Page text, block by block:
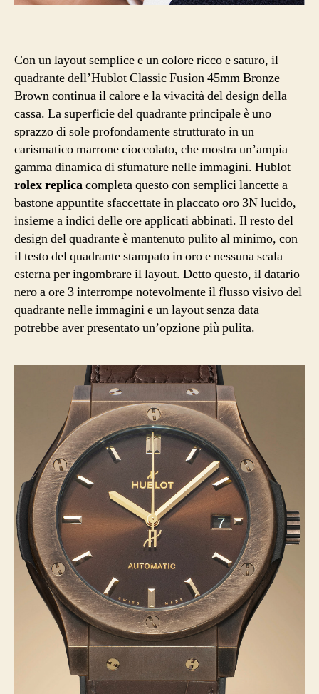
Con un layout semplice e un colore ricco e saturo, il
quadrante dell’Hublot Classic Fusion 45mm Bronze
Brown continua il calore e la vivacità del design della
cassa. La superficie del quadrante principale è uno
sprazzo di sole profondamente strutturato in un
carismatico marrone cioccolato, che mostra un’ampia
gamma dinamica di sfumature nelle immagini. Hublot
rolex replicacompleta questo con semplici lancette a
bastone appuntite sfaccettate in placcato oro 3N lucido,
insieme a indici delle ore applicati abbinati. Il resto del
design del quadrante è mantenuto pulito al minimo, con
il testo del quadrante stampato in oro e nessuna scala
esterna per ingombrare il layout. Detto questo, il datario
nero a ore 3 interrompe notevolmente il flusso visivo del
quadrante nelle immagini e un layout senza data
potrebbe aver presentato un’opzione più pulita.